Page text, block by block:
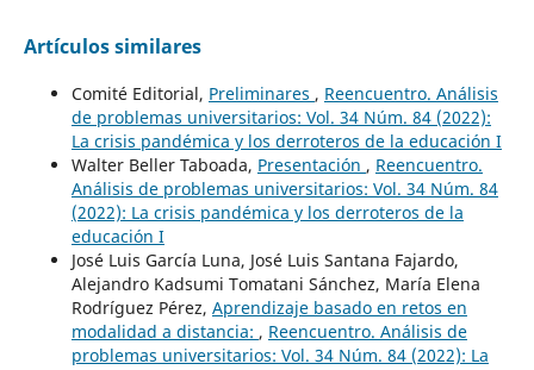
Artículos similares
Comité Editorial, Preliminares , Reencuentro. Análisis
de problemas universitarios: Vol. 34 Núm. 84 (2022):
La crisis pandémica y los derroteros de la educación I
Walter Beller Taboada, Presentación , Reencuentro.
Análisis de problemas universitarios: Vol. 34 Núm. 84
(2022): La crisis pandémica y los derroteros de la
educación I
José Luis García Luna, José Luis Santana Fajardo,
Alejandro Kadsumi Tomatani Sánchez, María Elena
Rodríguez Pérez, Aprendizaje basado en retos en
modalidad a distancia: , Reencuentro. Análisis de
problemas universitarios: Vol. 34 Núm. 84 (2022): La